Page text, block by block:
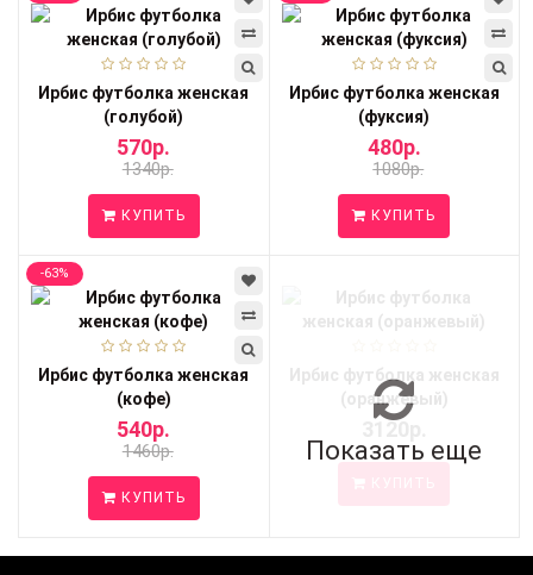
Ирбис футболка женская
(голубой)
570р.
1340р.
КУПИТЬ
Ирбис футболка женская
(фуксия)
480р.
1080р.
КУПИТЬ
-63%
Ирбис футболка женская
(кофе)
540р.
1460р.
КУПИТЬ
Ирбис футболка женская
(оранжевый)
3120р.
Показать еще